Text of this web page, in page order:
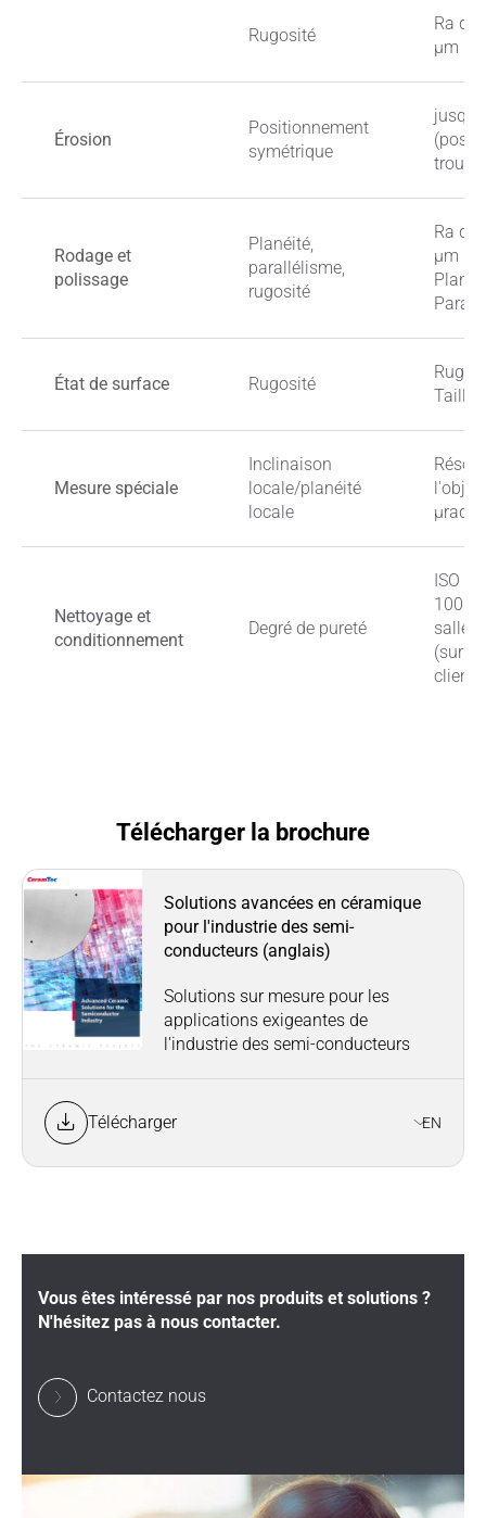
Rugosité
Ra de
μm
Érosion
Positionnement
symétrique
trous/
Rodage et
polissage
Planéité,
parallélisme,
rugosité
Ra de
μm
État de surface Rugosité
Taille
Mesure spéciale
Inclinaison
locale/planéité
locale
μrad
Nettoyage et
conditionnement
Degré de pureté
ISO 5
100 /
salle
(sur
client)
Télécharger la brochure
Solutions avancées en céramique
pour l'industrie des semi-
conducteurs (anglais)
Solutions sur mesure pour les
applications exigeantes de
l'industrie des semi-conducteurs
Télécharger EN
Vous êtes intéressé par nos produits et solutions ?
N'hésitez pas à nous contacter.
Contactez nous